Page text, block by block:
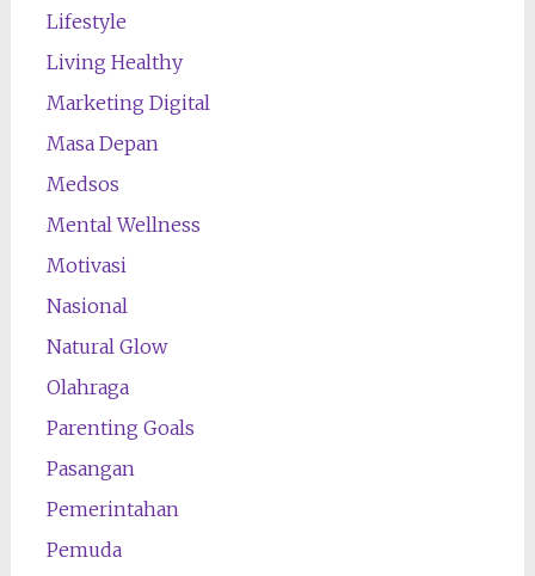
Lifestyle
Living Healthy
Marketing Digital
Masa Depan
Medsos
Mental Wellness
Motivasi
Nasional
Natural Glow
Olahraga
Parenting Goals
Pasangan
Pemerintahan
Pemuda